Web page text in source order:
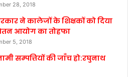
28, 2018
ने कालेजों के शिक्षकों को दिया
आयोग का तोहफा
5, 2018
सम्पत्तियों की जाँच हो:रघुनाथ